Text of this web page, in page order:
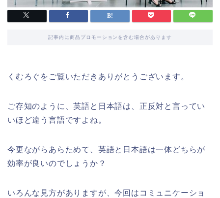
記事内に商品プロモーションを含む場合があります
くむろぐをご覧いただきありがとうございます。
ご存知のように、英語と日本語は、正反対と言ってい
いほど違う言語ですよね。
今更ながらあらためて、英語と日本語は一体どちらが
効率が良いのでしょうか？
いろんな見方がありますが、今回はコミュニケーショ